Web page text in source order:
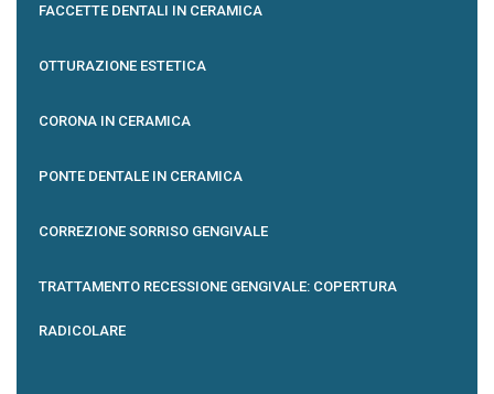
FACCETTE DENTALI IN CERAMICA
OTTURAZIONE ESTETICA
CORONA IN CERAMICA
PONTE DENTALE IN CERAMICA
CORREZIONE SORRISO GENGIVALE
TRATTAMENTO RECESSIONE GENGIVALE: COPERTURA
RADICOLARE